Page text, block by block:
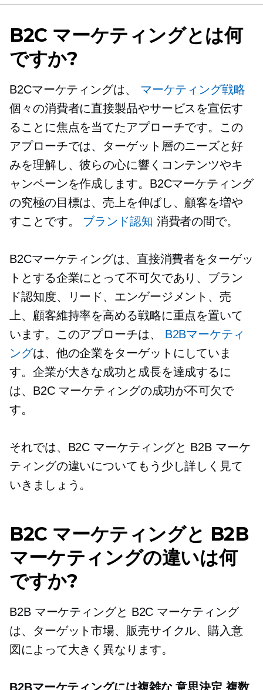
B2C マーケティングとは何
ですか?
B2Cマーケティングは、 マーケティング戦略
個々の消費者に直接製品やサービスを宣伝す
ることに焦点を当てたアプローチです。この
アプローチでは、ターゲット層のニーズと好
みを理解し、彼らの心に響くコンテンツやキ
ャンペーンを作成します。B2Cマーケティング
の究極の目標は、売上を伸ばし、顧客を増や
すことです。 ブランド認知 消費者の間で。
B2Cマーケティングは、直接消費者をターゲッ
トとする企業にとって不可欠であり、ブラン
ド認知度、リード、エンゲージメント、売
上、顧客維持率を高める戦略に重点を置いて
います。このアプローチは、 B2Bマーケティ
ングは、他の企業をターゲットにしていま
す。企業が大きな成功と成長を達成するに
は、B2C マーケティングの成功が不可欠で
す。
それでは、B2C マーケティングと B2B マーケ
ティングの違いについてもう少し詳しく見て
いきましょう。
B2C マーケティングと B2B
マーケティングの違いは何
ですか?
B2B マーケティングと B2C マーケティング
は、ターゲット市場、販売サイクル、購入意
図によって大きく異なります。
B2Bマーケティングには複雑な意思決定 複数